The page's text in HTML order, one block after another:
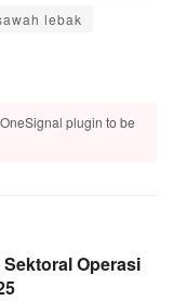
lebak
plugin to be
Operasi